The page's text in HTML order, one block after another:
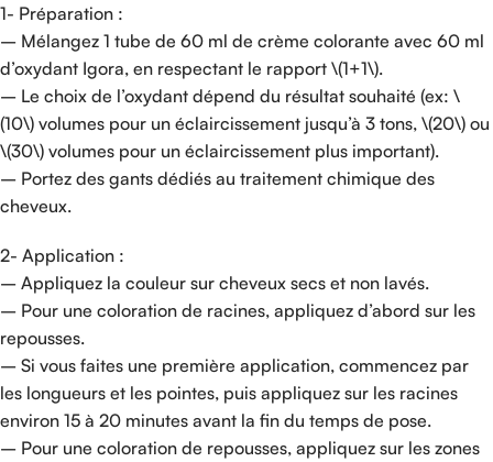
1- Préparation :
– Mélangez 1 tube de 60 ml de crème colorante avec 60 ml
d’oxydant Igora, en respectant le rapport \(1+1\).
– Le choix de l’oxydant dépend du résultat souhaité (ex: \
(10\) volumes pour un éclaircissement jusqu’à 3 tons, \(20\) ou
\(30\) volumes pour un éclaircissement plus important).
– Portez des gants dédiés au traitement chimique des
cheveux.
2- Application :
– Appliquez la couleur sur cheveux secs et non lavés.
– Pour une coloration de racines, appliquez d’abord sur les
repousses.
– Si vous faites une première application, commencez par
les longueurs et les pointes, puis appliquez sur les racines
environ 15 à 20 minutes avant la fin du temps de pose.
– Pour une coloration de repousses, appliquez sur les zones